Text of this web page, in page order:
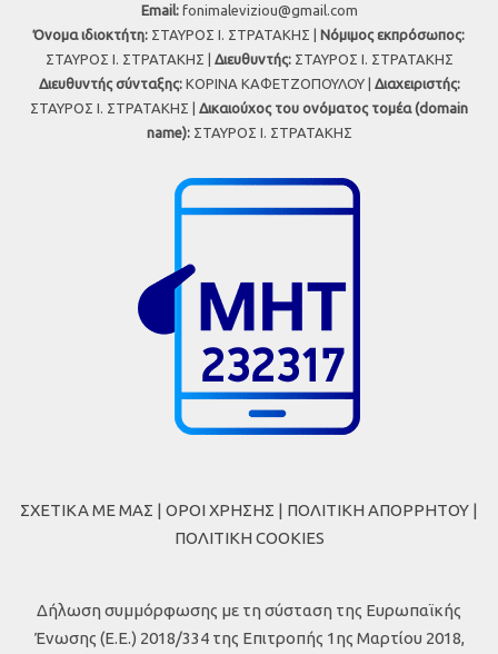
Εmail: fonimaleviziou@gmail.com
Όνομα ιδιοκτήτη: ΣΤΑΥΡΟΣ Ι. ΣΤΡΑΤΑΚΗΣ | Νόμιμος εκπρόσωπος:
ΣΤΑΥΡΟΣ Ι. ΣΤΡΑΤΑΚΗΣ | Διευθυντής:ΣΤΑΥΡΟΣ Ι. ΣΤΡΑΤΑΚΗΣ
Διευθυντής σύνταξης:ΚΟΡΙΝΑ ΚΑΦΕΤΖΟΠΟΥΛΟΥ | Διαχειριστής:
ΣΤΑΥΡΟΣ Ι. ΣΤΡΑΤΑΚΗΣ | Δικαιούχος του ονόματος τομέα (domain
name):ΣΤΑΥΡΟΣ Ι. ΣΤΡΑΤΑΚΗΣ
ΣΧΕΤΙΚΑ ΜΕ ΜΑΣ | ΟΡΟΙ ΧΡΗΣΗΣ | ΠΟΛΙΤΙΚΗ ΑΠΟΡΡΗΤΟΥ |
ΠΟΛΙΤΙΚΗ COOKIES
Δήλωση συμμόρφωσης με τη σύσταση της Ευρωπαϊκής
Ένωσης (Ε.Ε.) 2018/334 της Επιτροπής 1ης Μαρτίου 2018,